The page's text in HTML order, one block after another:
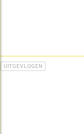
UITGEVLOGEN